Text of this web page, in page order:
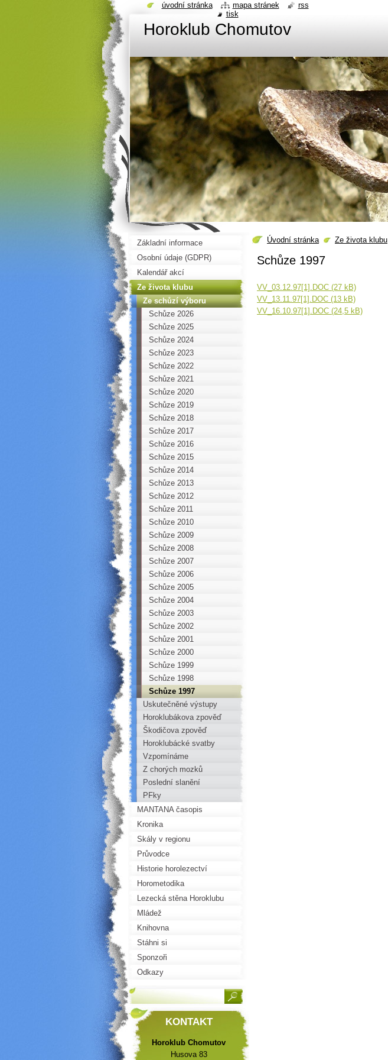
Horoklub Chomutov
Úvodní stránka Ze života klubu
Schůze 1997
VV_03.12.97[1].DOC (27 kB)
VV_13.11.97[1].DOC (13 kB)
VV_16.10.97[1].DOC (24,5 kB)
Základní informace
Osobní údaje (GDPR)
Kalendář akcí
Ze života klubu
Ze schůzí výboru
Schůze 2026
Schůze 2025
Schůze 2024
Schůze 2023
Schůze 2022
Schůze 2021
Schůze 2020
Schůze 2019
Schůze 2018
Schůze 2017
Schůze 2016
Schůze 2015
Schůze 2014
Schůze 2013
Schůze 2012
Schůze 2011
Schůze 2010
Schůze 2009
Schůze 2008
Schůze 2007
Schůze 2006
Schůze 2005
Schůze 2004
Schůze 2003
Schůze 2002
Schůze 2001
Schůze 2000
Schůze 1999
Schůze 1998
Schůze 1997
Uskutečněné výstupy
Horoklubákova zpověď
Škodičova zpověď
Horoklubácké svatby
Vzpomínáme
Z chorých mozků
Poslední slanění
PFky
MANTANA časopis
Kronika
Skály v regionu
Průvodce
Historie horolezectví
Horometodika
Lezecká stěna Horoklubu
Mládež
Knihovna
Stáhni si
Sponzoři
Odkazy
KONTAKT
Horoklub Chomutov
Husova 83
úvodní stránka mapa stránek
rss
tisk